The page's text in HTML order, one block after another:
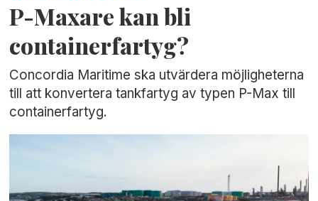
P-Maxare kan bli
containerfartyg?
Concordia Maritime ska utvärdera möjligheterna
till att konvertera tankfartyg av typen P-Max till
containerfartyg.